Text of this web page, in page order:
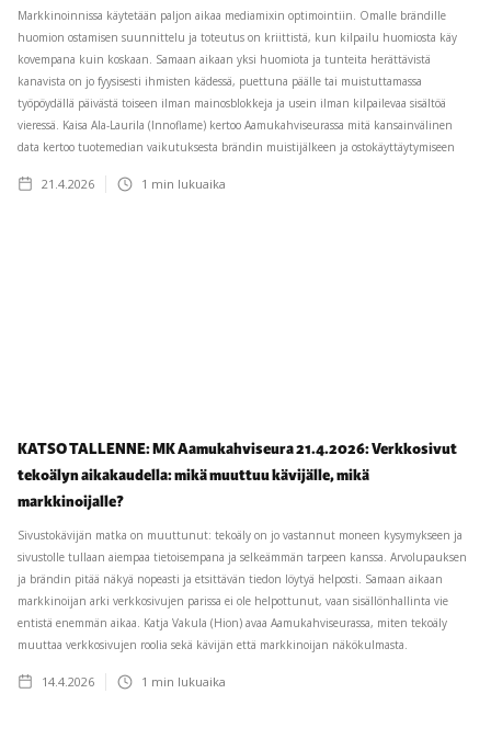
Markkinoinnissa käytetään paljon aikaa mediamixin optimointiin. Omalle brändille
huomion ostamisen suunnittelu ja toteutus on kriittistä, kun kilpailu huomiosta käy
kovempana kuin koskaan. Samaan aikaan yksi huomiota ja tunteita herättävistä
kanavista on jo fyysisesti ihmisten kädessä, puettuna päälle tai muistuttamassa
työpöydällä päivästä toiseen ilman mainosblokkeja ja usein ilman kilpailevaa sisältöä
vieressä. Kaisa Ala-Laurila (Innoflame) kertoo Aamukahviseurassa mitä kansainvälinen
data kertoo tuotemedian vaikutuksesta brändin muistijälkeen ja ostokäyttäytymiseen
21.4.2026 1 min lukuaika
KATSO TALLENNE: MK Aamukahviseura 21.4.2026: Verkkosivut
tekoälyn aikakaudella: mikä muuttuu kävijälle, mikä
markkinoijalle?
Sivustokävijän matka on muuttunut: tekoäly on jo vastannut moneen kysymykseen ja
sivustolle tullaan aiempaa tietoisempana ja selkeämmän tarpeen kanssa. Arvolupauksen
ja brändin pitää näkyä nopeasti ja etsittävän tiedon löytyä helposti. Samaan aikaan
markkinoijan arki verkkosivujen parissa ei ole helpottunut, vaan sisällönhallinta vie
entistä enemmän aikaa. Katja Vakula (Hion) avaa Aamukahviseurassa, miten tekoäly
muuttaa verkkosivujen roolia sekä kävijän että markkinoijan näkökulmasta.
14.4.2026 1 min lukuaika